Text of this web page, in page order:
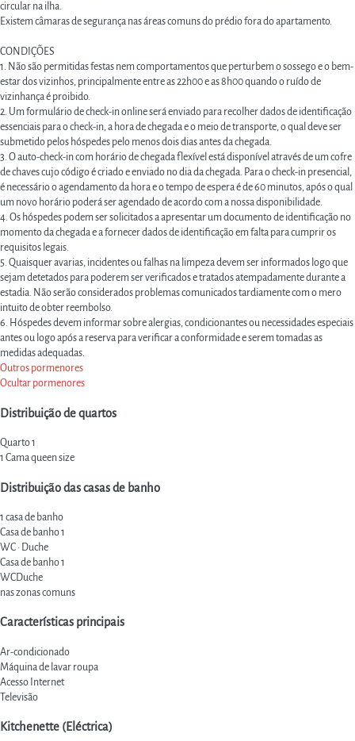
circular na ilha.
Existem câmaras de segurança nas áreas comuns do prédio fora do apartamento.
CONDIÇÕES
1. Não são permitidas festas nem comportamentos que perturbem o sossego e o bem-
estar dos vizinhos, principalmente entre as 22h00 e as 8h00 quando o ruído de
vizinhança é proibido.
2. Um formulário de check-in online será enviado para recolher dados de identificação
essenciais para o check-in, a hora de chegada e o meio de transporte, o qual deve ser
submetido pelos hóspedes pelo menos dois dias antes da chegada.
3. O auto-check-in com horário de chegada flexível está disponível através de um cofre
de chaves cujo código é criado e enviado no dia da chegada. Para o check-in presencial,
é necessário o agendamento da hora e o tempo de espera é de 60 minutos, após o qual
um novo horário poderá ser agendado de acordo com a nossa disponibilidade.
4. Os hóspedes podem ser solicitados a apresentar um documento de identificação no
momento da chegada e a fornecer dados de identificação em falta para cumprir os
requisitos legais.
5. Quaisquer avarias, incidentes ou falhas na limpeza devem ser informados logo que
sejam detetados para poderem ser verificados e tratados atempadamente durante a
estadia. Não serão considerados problemas comunicados tardiamente com o mero
intuito de obter reembolso.
6. Hóspedes devem informar sobre alergias, condicionantes ou necessidades especiais
antes ou logo após a reserva para verificar a conformidade e serem tomadas as
medidas adequadas.
Outros pormenores
Ocultar pormenores
Distribuição de quartos
Quarto 1
1 Cama queen size
Distribuição das casas de banho
1 casa de banho
Casa de banho 1
WC · Duche
Casa de banho 1
WCDuche
nas zonas comuns
Características principais
Ar-condicionado
Máquina de lavar roupa
Acesso Internet
Televisão
Kitchenette (Eléctrica)